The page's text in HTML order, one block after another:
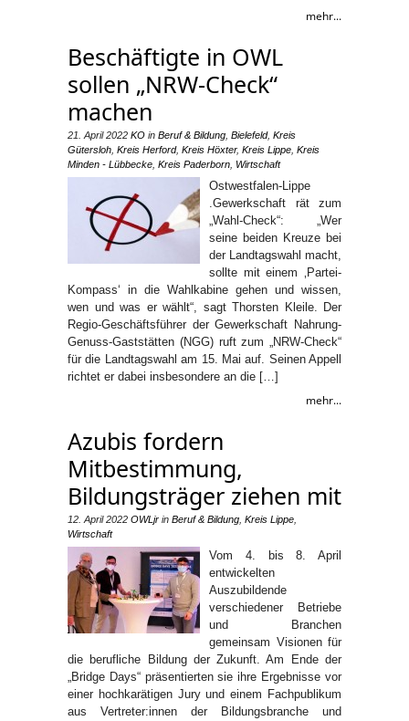
mehr...
Beschäftigte in OWL
sollen „NRW-Check“
machen
21. April 2022 KO in Beruf & Bildung Bielefeld, Kreis
Gütersloh Kreis Herford, Kreis Höxter, Kreis Lippe Kreis
Minden - Lübbecke Kreis Paderborn Wirtschaft
Ostwestfalen-Lippe
.Gewerkschaft rät zum
„Wahl-Check“: „Wer
seine beiden Kreuze bei
der Landtagswahl macht,
sollte mit einem ‚Partei-
Kompass‘ in die Wahlkabine gehen und wissen,
wen und was er wählt“, sagt Thorsten Kleile. Der
Regio-Geschäftsführer der Gewerkschaft Nahrung-
Genuss-Gaststätten (NGG) ruft zum „NRW-Check“
für die Landtagswahl am 15. Mai auf. Seinen Appell
richtet er dabei insbesondere an die […]
mehr...
Azubis fordern
Mitbestimmung,
Bildungsträger ziehen mit
12. April 2022 OWLjr in Beruf & Bildung Kreis Lippe
Wirtschaft
Vom 4. bis 8. April
entwickelten
Auszubildende
verschiedener Betriebe
und Branchen
gemeinsam Visionen für
die berufliche Bildung der Zukunft. Am Ende der
„Bridge Days“ präsentierten sie ihre Ergebnisse vor
einer hochkarätigen Jury und einem Fachpublikum
aus Vertreter:innen der Bildungsbranche und